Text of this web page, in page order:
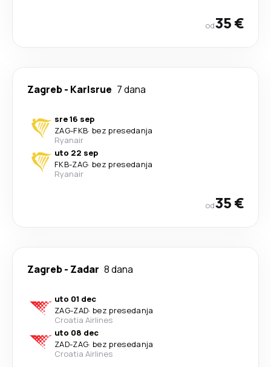
od35 €
Zagreb- Karlsrue 7 dana
sre 16 sep
ZAG-FKB· bez presedanja
Ryanair
uto 22 sep
FKB-ZAG· bez presedanja
Ryanair
od35 €
Zagreb- Zadar 8 dana
uto 01 dec
ZAG-ZAD· bez presedanja
Croatia Airlines
uto 08 dec
ZAD-ZAG· bez presedanja
Croatia Airlines